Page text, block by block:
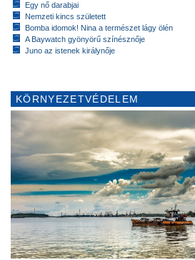
Egy nő darabjai
Nemzeti kincs született
Bomba idomok! Nina a természet lágy ölén
A Baywatch gyönyörű színésznője
Juno az istenek királynője
KÖRNYEZETVÉDELEM